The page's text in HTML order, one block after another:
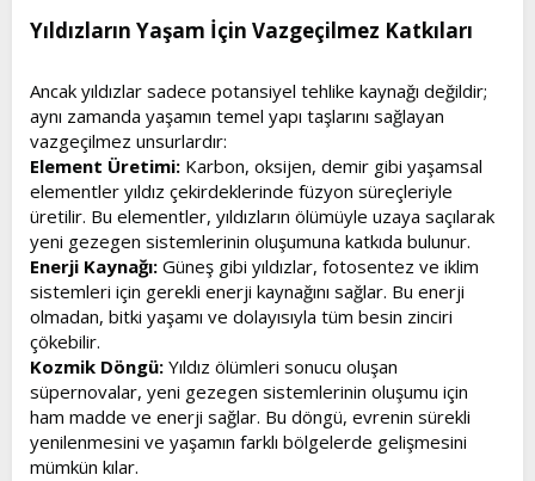
Yıldızların Yaşam İçin Vazgeçilmez Katkıları​
Ancak yıldızlar sadece potansiyel tehlike kaynağı değildir;
aynı zamanda yaşamın temel yapı taşlarını sağlayan
vazgeçilmez unsurlardır:
Element Üretimi: Karbon, oksijen, demir gibi yaşamsal
elementler yıldız çekirdeklerinde füzyon süreçleriyle
üretilir. Bu elementler, yıldızların ölümüyle uzaya saçılarak
yeni gezegen sistemlerinin oluşumuna katkıda bulunur.
Enerji Kaynağı: Güneş gibi yıldızlar, fotosentez ve iklim
sistemleri için gerekli enerji kaynağını sağlar. Bu enerji
olmadan, bitki yaşamı ve dolayısıyla tüm besin zinciri
çökebilir.
Kozmik Döngü: Yıldız ölümleri sonucu oluşan
süpernovalar, yeni gezegen sistemlerinin oluşumu için
ham madde ve enerji sağlar. Bu döngü, evrenin sürekli
yenilenmesini ve yaşamın farklı bölgelerde gelişmesini
mümkün kılar.